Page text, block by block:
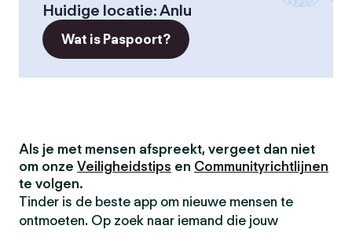
Huidige locatie:Anlu
Wat is Paspoort?
Als je met mensen afspreekt, vergeet dan niet
om onze Veiligheidstips en Communityrichtlijnen
te volgen.
Tinder is de beste app om nieuwe mensen te
ontmoeten. Op zoek naar iemand die jouw